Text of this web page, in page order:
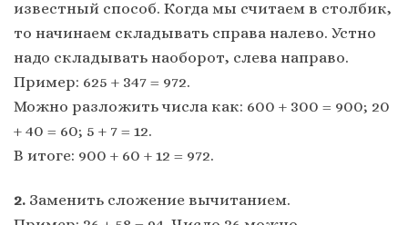
известный способ. Когда мы считаем в столбик,
то начинаем складывать справа налево. Устно
надо складывать наоборот, слева направо.
Пример: 625 + 347 = 972.
Можно разложить числа как: 600 + 300 = 900; 20
+ 40 = 60; 5 + 7 = 12.
В итоге: 900 + 60 + 12 = 972.
2. Заменить сложение вычитанием.